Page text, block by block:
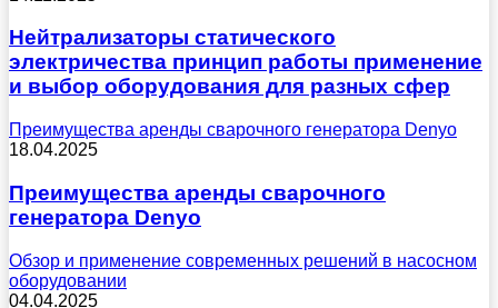
Нейтрализаторы статического
электричества принцип работы применение
и выбор оборудования для разных сфер
Преимущества аренды сварочного генератора Denyo
18.04.2025
Преимущества аренды сварочного
генератора Denyo
Обзор и применение современных решений в насосном
оборудовании
04.04.2025